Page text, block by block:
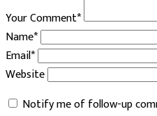
Your Comment*
Name*
Email*
Website
Notify me of follow-up